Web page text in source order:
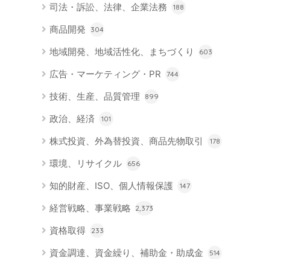
司法・訴訟、法律、企業法務 188
商品開発 304
地域開発、地域活性化、まちづくり 603
広告・マーケティング・PR 744
技術、生産、品質管理 899
政治、経済 101
株式投資、外為替投資、商品先物取引 178
環境、リサイクル 656
知的財産、ISO、個人情報保護 147
経営戦略、事業戦略 2,373
資格取得 233
資金調達、資金繰り、補助金・助成金 514